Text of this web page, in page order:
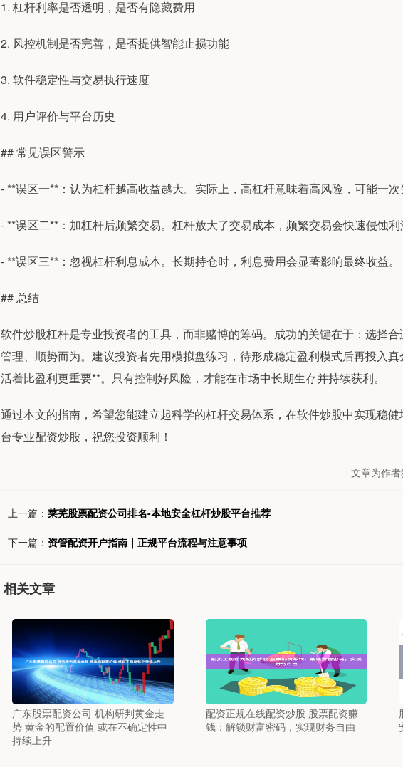
1. 杠杆利率是否透明，是否有隐藏费用
2. 风控机制是否完善，是否提供智能止损功能
3. 软件稳定性与交易执行速度
4. 用户评价与平台历史
## 常见误区警示
- **误区一**：认为杠杆越高收益越大。实际上，高杠杆意味着高风险，可能一次
- **误区二**：加杠杆后频繁交易。杠杆放大了交易成本，频繁交易会快速侵蚀利
- **误区三**：忽视杠杆利息成本。长期持仓时，利息费用会显著影响最终收益。
## 总结
软件炒股杠杆是专业投资者的工具，而非赌博的筹码。成功的关键在于：选择
管理、顺势而为。建议投资者先用模拟盘练习，待形成稳定盈利模式后再投入
活着比盈利更重要**。只有控制好风险，才能在市场中长期生存并持续获利。
通过本文的指南，希望您能建立起科学的杠杆交易体系，在软件炒股中实现稳
台专业配资炒股，祝您投资顺利！
文章为作
上一篇： 莱芜股票配资公司排名-本地安全杠杆炒股平台推荐
下一篇： 资管配资开户指南｜正规平台流程与注意事项
相关文章
广东股票配资公司 机构研判黄金走
势 黄金的配置价值 或在不确定性中
持续上升
配资正规在线配资炒股 股票配资赚
钱：解锁财富密码，实现财务自由